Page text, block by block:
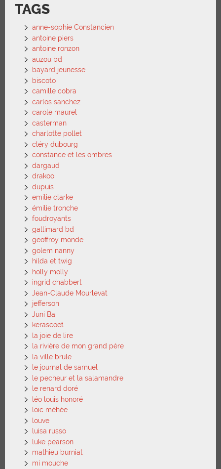
TAGS
anne-sophie Constancien
antoine piers
antoine ronzon
auzou bd
bayard jeunesse
biscoto
camille cobra
carlos sanchez
carole maurel
casterman
charlotte pollet
cléry dubourg
constance et les ombres
dargaud
drakoo
dupuis
emilie clarke
émilie tronche
foudroyants
gallimard bd
geoffroy monde
golem nanny
hilda et twig
holly molly
ingrid chabbert
Jean-Claude Mourlevat
jefferson
Juni Ba
kerascoet
la joie de lire
la rivière de mon grand père
la ville brule
le journal de samuel
le pecheur et la salamandre
le renard doré
léo louis honoré
loïc méhée
louve
luisa russo
luke pearson
mathieu burniat
mi mouche